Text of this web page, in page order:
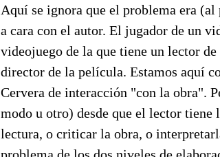
Aquí se ignora que el problema era
a cara con el autor. El jugador de un
videojuego de la que tiene un lector
director de la película. Estamos aquí
Cervera de interacción "con la obra".
modo u otro) desde que el lector
lectura, o criticar la obra, o